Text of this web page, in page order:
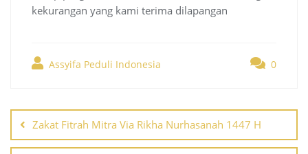
kekurangan yang kami terima dilapangan
Assyifa Peduli Indonesia 0
navigation
Zakat Fitrah Mitra Via Rikha Nurhasanah 1447 H